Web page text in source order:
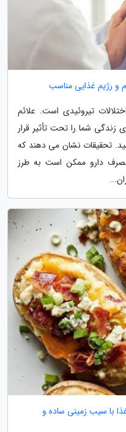
و رژیم غذایی مناسب
تیروئیدی است. علائم
شما را تحت تأثیر قرار
تحقیقات نشان می دهند که
دارو ممکن است به طرز
غذا با سیب زمینی ، طرز تهیه 30 غذا با سیب زمینی ساده و